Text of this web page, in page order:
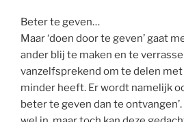
Beter te geven…
Maar ‘doen door te geven’ gaat
ander blij te maken en te
vanzelfsprekend om te delen
minder heeft. Er wordt namelijk
beter te geven dan te